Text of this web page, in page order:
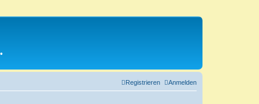
•
Anmelden
Registrieren